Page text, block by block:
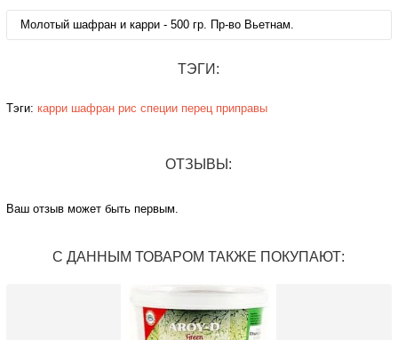
Молотый шафран и карри - 500 гр. Пр-во Вьетнам.
ТЭГИ:
Тэги: карри шафран рис специи перец приправы
ОТЗЫВЫ:
Ваш отзыв может быть первым.
С ДАННЫМ ТОВАРОМ ТАКЖЕ ПОКУПАЮТ: